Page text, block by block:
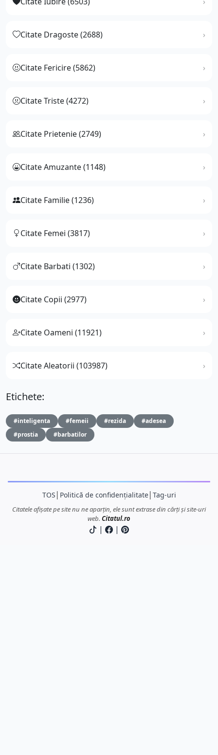
Citate Dragoste (2688)
Citate Fericire (5862)
Citate Triste (4272)
Citate Prietenie (2749)
Citate Amuzante (1148)
Citate Familie (1236)
Citate Femei (3817)
Citate Barbati (1302)
Citate Copii (2977)
Citate Oameni (11921)
Citate Aleatorii (103987)
Etichete:
#inteligenta #femeii #rezida
#adesea
#prostia
#barbatilor
TOS Politică de confidențialitate│ Tag-uri
Citatele afișate pe site nu ne aparțin, ele sunt extrase din cărți și site-uri
web. Citatul.ro
| |